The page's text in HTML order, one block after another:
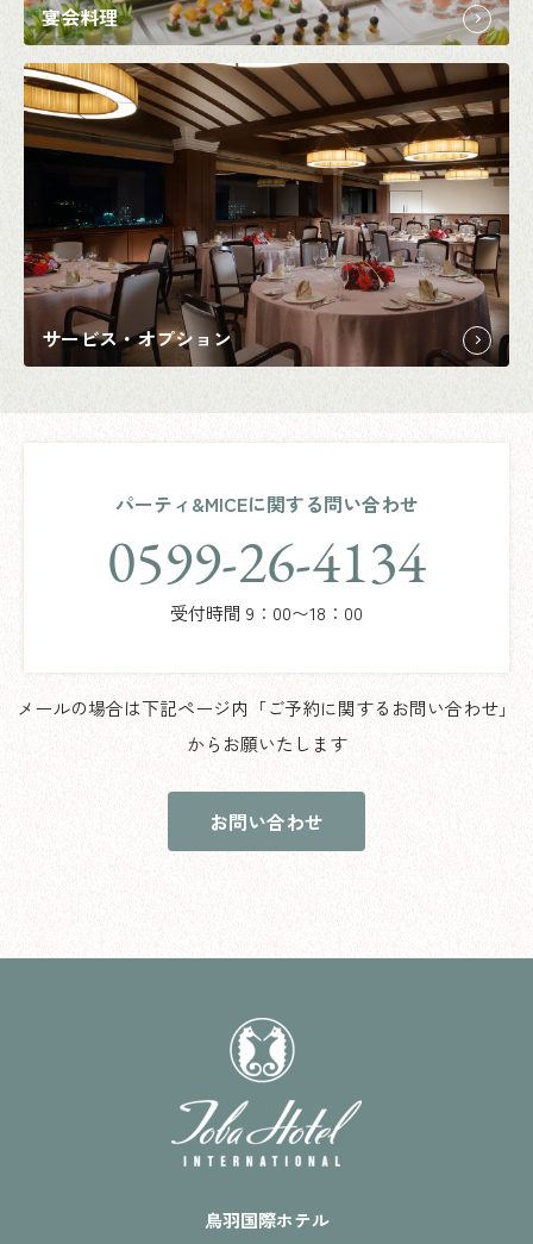
宴会料理
サービス・オプション
パーティ&MICEに関する問い合わせ
0599-26-4134
受付時間 9：00〜18：00
メールの場合は下記ページ内「ご予約に関するお問い合わせ」
からお願いたします
お問い合わせ
鳥羽国際ホテル